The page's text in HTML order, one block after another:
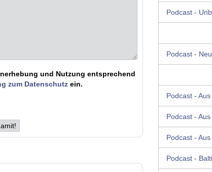
und Nutzung entsprechend
zum Datenschutz ein.
Podcast -
Podcast -
Podcast - Aus
Podcast - Aus
Podcast -
Podcast -